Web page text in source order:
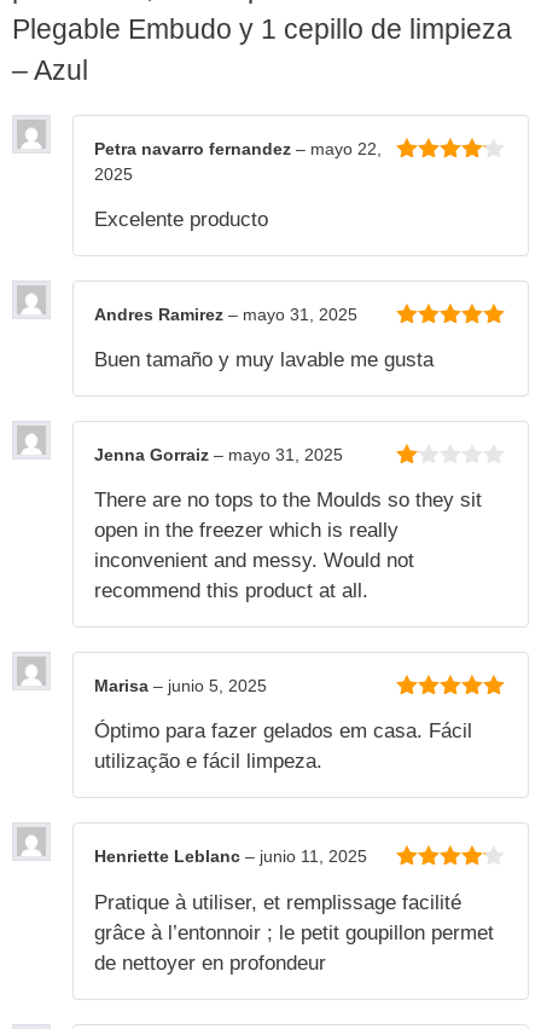
Plegable Embudo y 1 cepillo de limpieza
– Azul
Petra navarro fernandez – mayo 22,
2025
Excelente producto
Andres Ramirez – mayo 31, 2025
Buen tamaño y muy lavable me gusta
de
5
Jenna Gorraiz – mayo 31, 2025
There are no tops to the Moulds so they sit
open in the freezer which is really
inconvenient and messy. Would not
recommend this product at all.
Marisa – junio 5, 2025
Óptimo para fazer gelados em casa. Fácil
utilização e fácil limpeza.
Henriette Leblanc – junio 11, 2025
Pratique à utiliser, et remplissage facilité
grâce à l’entonnoir ; le petit goupillon permet
de nettoyer en profondeur